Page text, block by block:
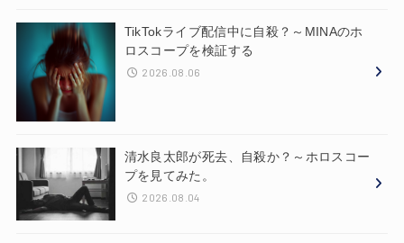
TikTokライブ配信中に自殺？～MINAのホ
ロスコープを検証する
2026.08.06
清水良太郎が死去、自殺か？～ホロスコー
プを見てみた。
2026.08.04